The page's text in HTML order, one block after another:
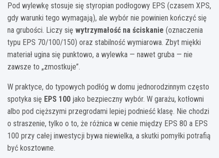
Pod wylewkę stosuje się styropian podłogowy EPS (czasem XPS,
gdy warunki tego wymagają), ale wybór nie powinien kończyć się
na grubości. Liczy się wytrzymałość na ściskanie (oznaczenia
typu EPS 70/100/150) oraz stabilność wymiarowa. Zbyt miękki
materiał ugina się punktowo, a wylewka — nawet gruba — nie
zawsze to „zmostkuje”.
W praktyce, do typowych podłóg w domu jednorodzinnym często
spotyka się EPS 100 jako bezpieczny wybór. W garażu, kotłowni
albo pod cięższymi przegrodami lepiej podnieść klasę. Nie chodzi
o straszenie, tylko o to, że różnica w cenie między EPS 80 a EPS
100 przy całej inwestycji bywa niewielka, a skutki pomyłki potrafią
być kosztowne.